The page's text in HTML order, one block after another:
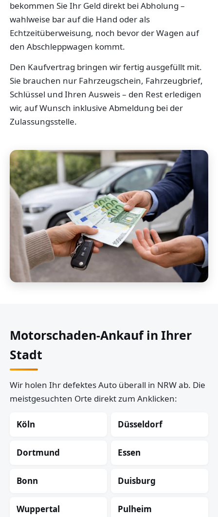
bekommen Sie Ihr Geld direkt bei Abholung –
wahlweise bar auf die Hand oder als
Echtzeitüberweisung, noch bevor der Wagen auf
den Abschleppwagen kommt.
Den Kaufvertrag bringen wir fertig ausgefüllt mit.
Sie brauchen nur Fahrzeugschein, Fahrzeugbrief,
Schlüssel und Ihren Ausweis – den Rest erledigen
wir, auf Wunsch inklusive Abmeldung bei der
Zulassungsstelle.
Motorschaden-Ankauf in Ihrer
Stadt
Wir holen Ihr defektes Auto überall in NRW ab. Die
meistgesuchten Orte direkt zum Anklicken:
Köln Düsseldorf
Dortmund Essen
Bonn Duisburg
Wuppertal Pulheim